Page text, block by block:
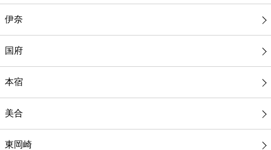
伊奈
国府
本宿
美合
東岡崎